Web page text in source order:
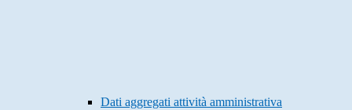
Dati aggregati attività amministrativa